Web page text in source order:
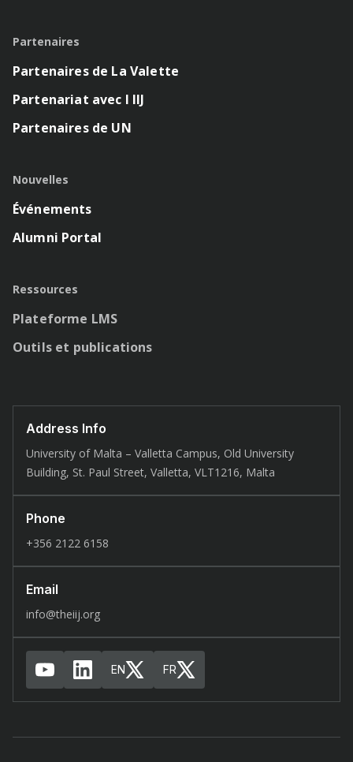
Partenaires
Partenaires de La Valette
Partenariat avec l IIJ
Partenaires de UN
Nouvelles
Événements
Alumni Portal
Ressources
Plateforme LMS
Outils et publications
Address Info
University of Malta – Valletta Campus, Old University
Building, St. Paul Street, Valletta, VLT1216, Malta
Phone
+356 2122 6158
Email
info@theiij.org
EN FR